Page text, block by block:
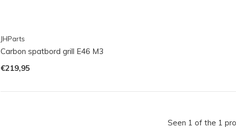
JHParts
Carbon spatbord grill E46 M3
€219,95
Seen 1 of the 1